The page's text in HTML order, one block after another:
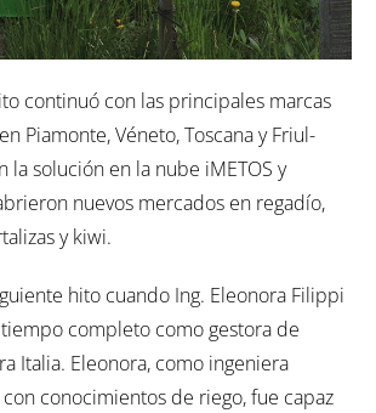
continuó con las principales marcas
Piamonte, Véneto, Toscana y Friul-
la solución en la nube iMETOS y
nuevos mercados en regadío,
y kiwi.
hito cuando Ing. Eleonora Filippi
completo como gestora de
Italia. Eleonora, como ingeniera
conocimientos de riego, fue capaz